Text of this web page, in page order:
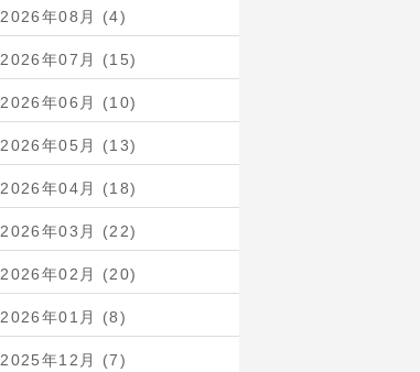
2026年08月 (4)
2026年07月 (15)
2026年06月 (10)
2026年05月 (13)
2026年04月 (18)
2026年03月 (22)
2026年02月 (20)
2026年01月 (8)
2025年12月 (7)